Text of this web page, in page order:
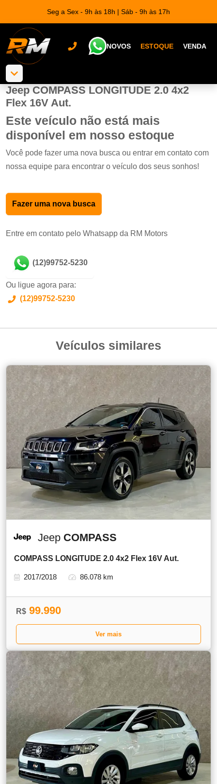
Seg a Sex - 9h às 18h | Sáb - 9h às 17h
NOVOS ESTOQUE VENDA
Jeep COMPASS LONGITUDE 2.0 4x2
Flex 16V Aut.
Este veículo não está mais
disponível em nosso estoque
Você pode fazer uma nova busca ou entrar em contato com
nossa equipe para encontrar o veículo dos seus sonhos!
Fazer uma nova busca
Entre em contato pelo Whatsapp da RM Motors
(12)99752-5230
Ou ligue agora para:
(12)99752-5230
Veículos similares
Jeep COMPASS
COMPASS LONGITUDE 2.0 4x2 Flex 16V Aut.
2017/2018 86.078 km
R$ 99.990
Ver mais